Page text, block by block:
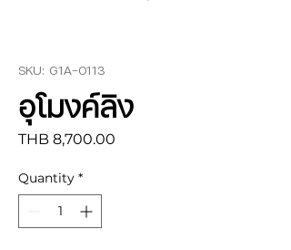
SKU: G1A-0113
อุโมงค์ลิง
THB 8,700.00
Quantity *